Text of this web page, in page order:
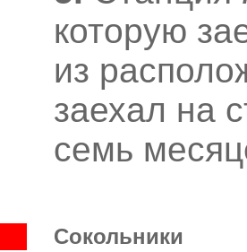
которую
из
заехал на
семь
Сокольники